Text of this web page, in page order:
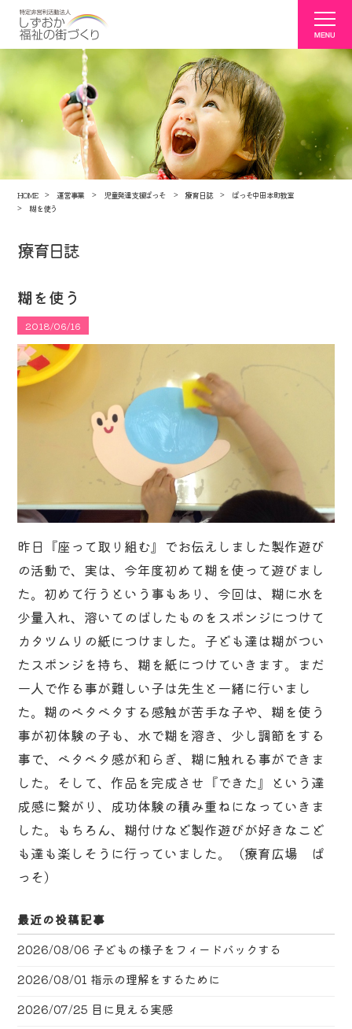
HOME 運営事業 児童発達支援ぱっそ 療育日誌
ぱっそ中田本町教室
糊を使う
療育日誌
糊を使う
2018/06/16
昨日『座って取り組む』でお伝えしました製作遊び
の活動で、実は、今年度初めて糊を使って遊びまし
た。初めて行うという事もあり、今回は、糊に水を
少量入れ、溶いてのばしたものをスポンジにつけて
カタツムリの紙につけました。子ども達は糊がつい
たスポンジを持ち、糊を紙につけていきます。まだ
一人で作る事が難しい子は先生と一緒に行いまし
た。糊のベタベタする感触が苦手な子や、糊を使う
事が初体験の子も、水で糊を溶き、少し調節をする
事で、ベタベタ感が和らぎ、糊に触れる事ができま
した。そして、作品を完成させ『できた』という達
成感に繋がり、成功体験の積み重ねになっていきま
した。もちろん、糊付けなど製作遊びが好きなこど
も達も楽しそうに行っていました。（療育広場 ぱ
っそ）
最近の投稿記事
2026/08/06 子どもの様子をフィードバックする
2026/08/01 指示の理解をするために
2026/07/25 目に見える実感